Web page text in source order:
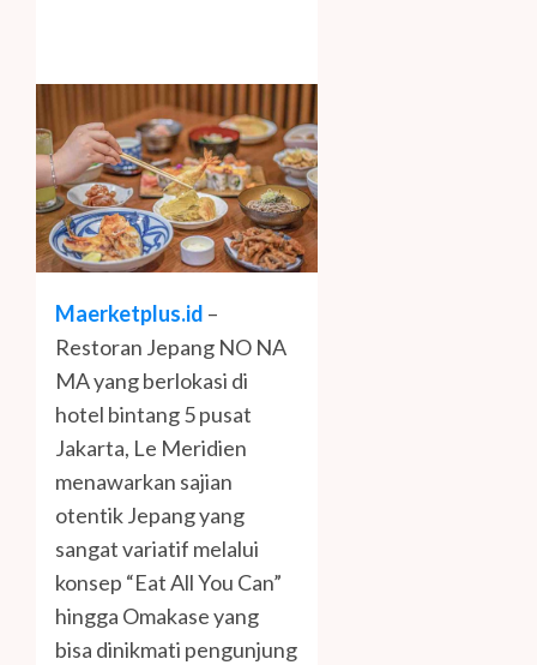
Maerketplus.id –
Restoran Jepang NO NA
MA yang berlokasi di
hotel bintang 5 pusat
Jakarta, Le Meridien
menawarkan sajian
otentik Jepang yang
sangat variatif melalui
konsep “Eat All You Can”
hingga Omakase yang
bisa dinikmati pengunjung